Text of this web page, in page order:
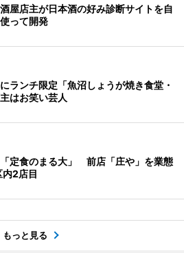
屋店主が日本酒の好み診断サイトを自
って開発
ランチ限定「魚沼しょうが焼き食堂・
はお笑い芸人
定食のまる大」 前店「庄や」を業態
2店目
もっと見る